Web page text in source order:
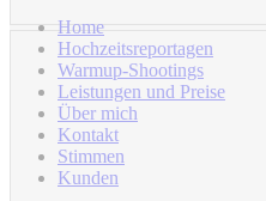
Home
Hochzeitsreportagen
Warmup-Shootings
Leistungen und Preise
Über mich
Kontakt
Stimmen
Kunden